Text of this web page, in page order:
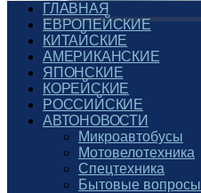
ГЛАВНАЯ
ЕВРОПЕЙСКИЕ
КИТАЙСКИЕ
АМЕРИКАНСКИЕ
ЯПОНСКИЕ
КОРЕЙСКИЕ
РОССИЙСКИЕ
АВТОНОВОСТИ
Микроавтобусы
Мотовелотехника
Спецтехника
Бытовые вопросы